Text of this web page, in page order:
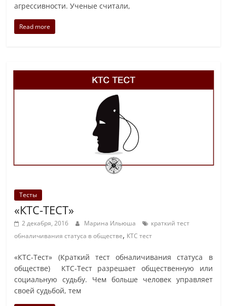
агрессивности. Ученые считали,
Read more
Тесты
«КТС-ТЕСТ»
2 декабря, 2016 Марина Ильюша
краткий тест
обналичивания статуса в обществе, КТС тест
«КТС-Тест» (Краткий тест обналичивания статуса в
обществе) КТС-Тест разрешает общественную или
социальную судьбу. Чем больше человек управляет
своей судьбой, тем